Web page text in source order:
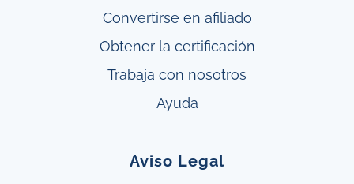
Convertirse en afiliado
Obtenerla certificación
Trabaja con nosotros
Ayuda
Aviso Legal